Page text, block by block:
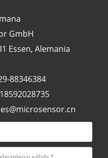
GmbH
Essen, Alemania
88346384